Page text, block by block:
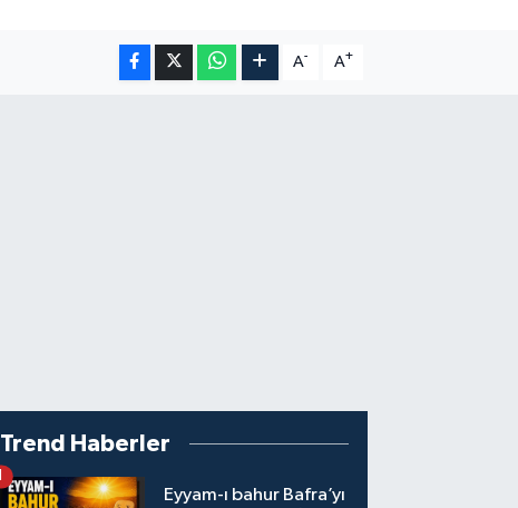
A- A+
Trend Haberler
Eyyam-ı bahur Bafra’yı